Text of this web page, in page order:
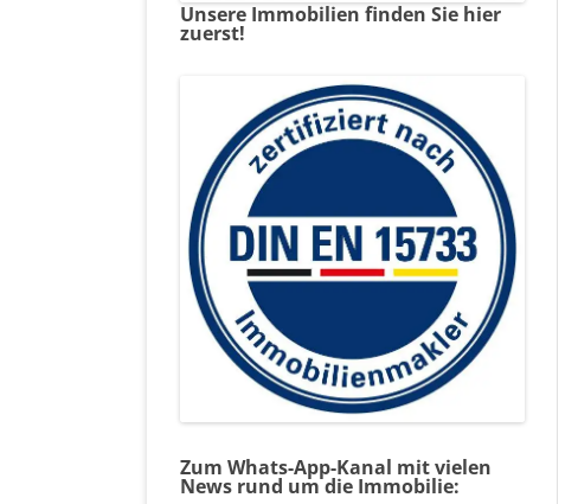
Unsere Immobilien finden Sie hier
zuerst!
Zum Whats-App-Kanal mit vielen
News rund um die Immobilie: